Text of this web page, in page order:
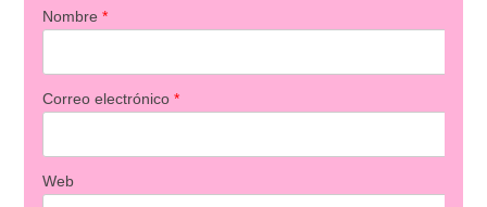
Nombre *
Correo electrónico *
Web